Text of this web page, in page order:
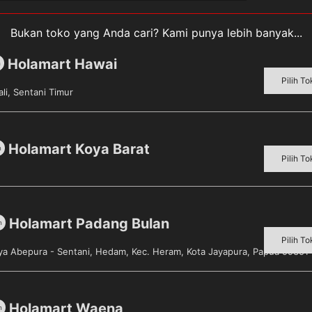
dari tepung terigu dengan khas teksturnya yang
roti tawar diolah dengan berbagai macam
Sold out!
Bukan toko yang Anda cari? Kami punya lebih banyak...
Holamart Hawai
Sentani Timur
Pilih
Holamart Koya Barat
Pilih
Holamart Padang Bulan
Abepura - Sentani, Hedam, Kec. Heram, Kota Jayapura, Papua 99351
Pilih
Holamart Waena